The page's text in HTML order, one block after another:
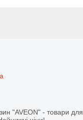
"AVEON" - товари для